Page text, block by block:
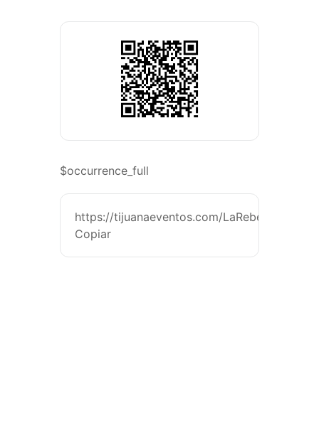
$occurrence_full
https://tijuanaeventos.com/LaRebeTj26
Copiar